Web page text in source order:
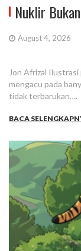
Nuklir
August 4, 2026
Jon Afrizal
mengacu pada
tidak terbarukan….
BACA